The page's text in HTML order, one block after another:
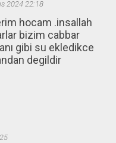
2024 22:18
hocam .insallah
bizim cabbar
gibi su ekledikce
degildir